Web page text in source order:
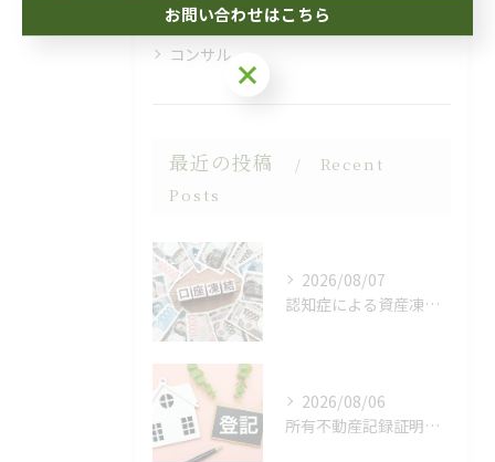
生前対策
コンサル
最近の投稿
Recent
Posts
2026/08/07
認知症による資産凍結（デッドロック）
2026/08/06
所有不動産記録証明制度
お問い合わせはこちら
お問い合わせはこちら